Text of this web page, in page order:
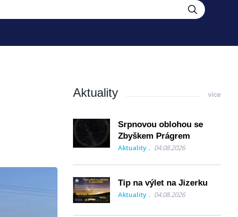
Aktuality více
Srpnovou oblohou se
Zbyškem Prágrem
Aktuality 04.08.2026
Tip na výlet na Jizerku
Aktuality 04.08.2026